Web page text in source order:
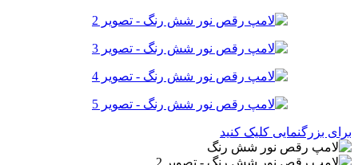
برای بزرگنمایی کلیک کنید